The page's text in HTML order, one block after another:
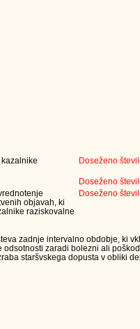
Doseženo
Doseženo
objavah, ki
raziskovalne
Doseženo
zadnje intervalno obdobje, ki
zaradi bolezni ali
staršvskega dopusta v obliki